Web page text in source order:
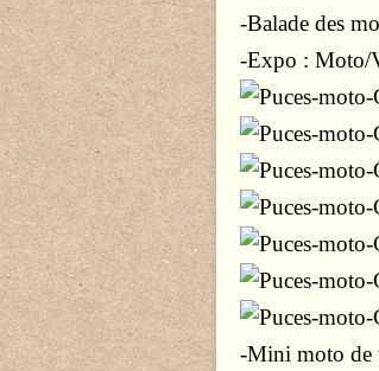
-Balade des
-Expo : Moto/
-Mini moto de